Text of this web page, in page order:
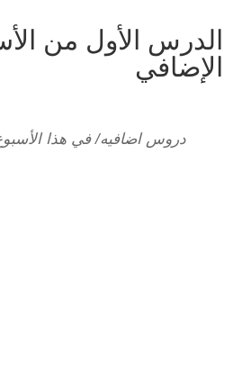
الدرس الأول من
الإضافي
دروس اضافيه/ في هذا